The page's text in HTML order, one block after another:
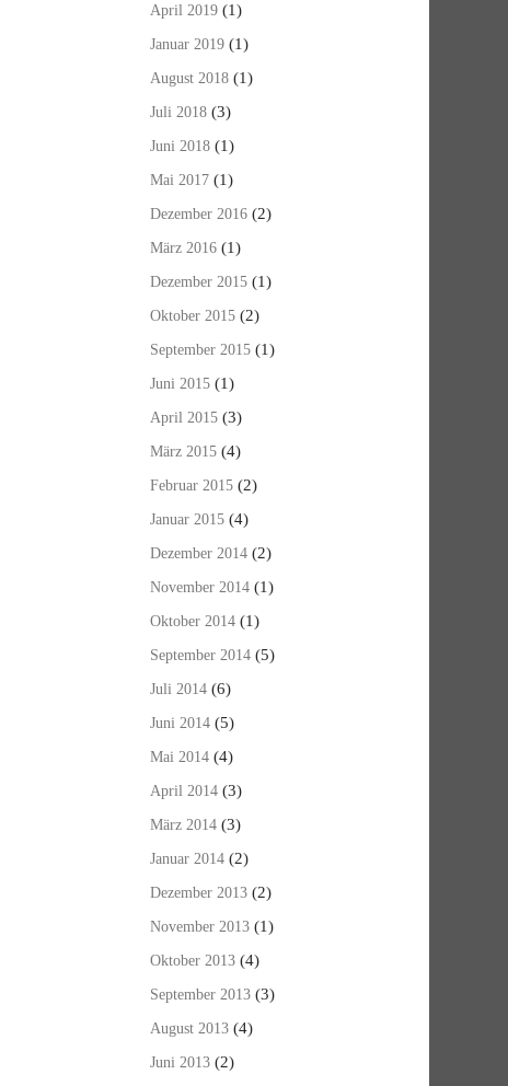
April 2019 (1)
Januar 2019 (1)
August 2018 (1)
Juli 2018 (3)
Juni 2018 (1)
Mai 2017 (1)
Dezember 2016 (2)
März 2016 (1)
Dezember 2015 (1)
Oktober 2015 (2)
September 2015 (1)
Juni 2015 (1)
April 2015 (3)
März 2015 (4)
Februar 2015 (2)
Januar 2015 (4)
Dezember 2014 (2)
November 2014 (1)
Oktober 2014 (1)
September 2014 (5)
Juli 2014 (6)
Juni 2014 (5)
Mai 2014 (4)
April 2014 (3)
März 2014 (3)
Januar 2014 (2)
Dezember 2013 (2)
November 2013 (1)
Oktober 2013 (4)
September 2013 (3)
August 2013 (4)
Juni 2013 (2)